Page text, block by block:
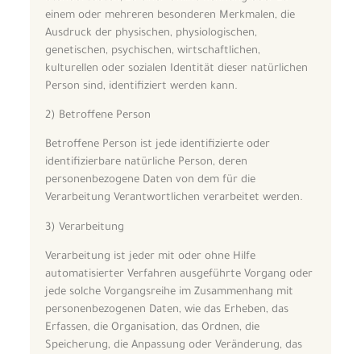
einem oder mehreren besonderen Merkmalen, die
Ausdruck der physischen, physiologischen,
genetischen, psychischen, wirtschaftlichen,
kulturellen oder sozialen Identität dieser natürlichen
Person sind, identifiziert werden kann.
2) Betroffene Person
Betroffene Person ist jede identifizierte oder
identifizierbare natürliche Person, deren
personenbezogene Daten von dem für die
Verarbeitung Verantwortlichen verarbeitet werden.
3) Verarbeitung
Verarbeitung ist jeder mit oder ohne Hilfe
automatisierter Verfahren ausgeführte Vorgang oder
jede solche Vorgangsreihe im Zusammenhang mit
personenbezogenen Daten, wie das Erheben, das
Erfassen, die Organisation, das Ordnen, die
Speicherung, die Anpassung oder Veränderung, das